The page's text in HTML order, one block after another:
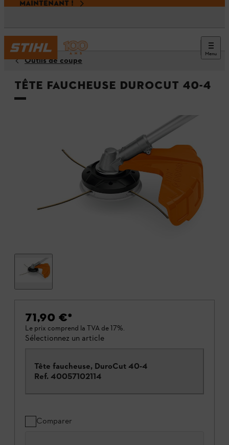
MAINTENANT !
Menu
Outils de coupe
Tête faucheuse DuroCut 40-4
71,90 €*
Le prix comprend la TVA de 17%.
Sélectionnez un article
Tête faucheuse, DuroCut 40-4
Ref. 40057102114
Comparer